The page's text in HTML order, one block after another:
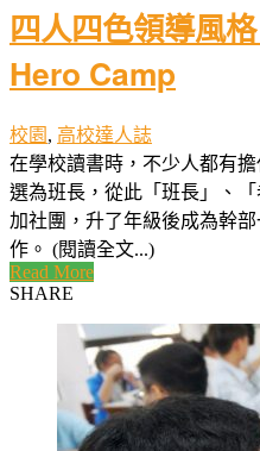
四人四色領導風
Hero Camp
校園 , 高校達人誌
在學校讀書時，不少人都有
選為班長，從此「班長」、
加社團，升了年級後成為幹
作。 (閱讀全文...)
Read More
SHARE